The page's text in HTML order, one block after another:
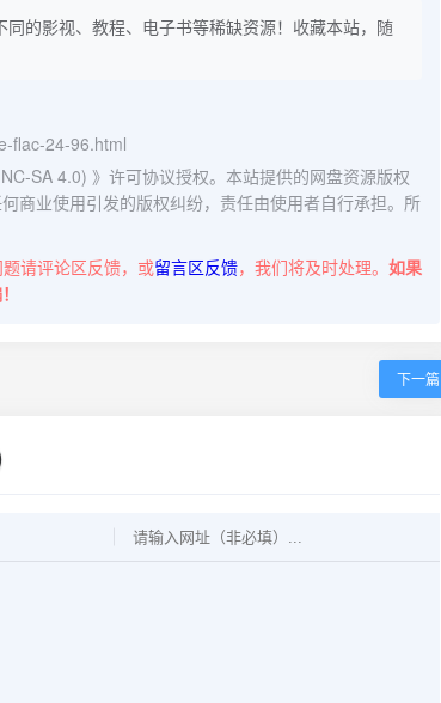
的影视、教程、电子书等稀缺资源！收藏本站，随
flac-24-96.html
SA 4.0) 》许可协议授权。本站提供的网盘资源版权
商业使用引发的版权纠纷，责任由使用者自行承担。所
请评论区反馈，或留言区反馈，我们将及时处理。 如果
下一篇